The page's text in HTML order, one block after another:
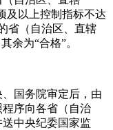
及以上控制指标不达
省（自治区、直辖
余为“合格”。
国务院审定后，由
序向各省（自治
中央纪委国家监